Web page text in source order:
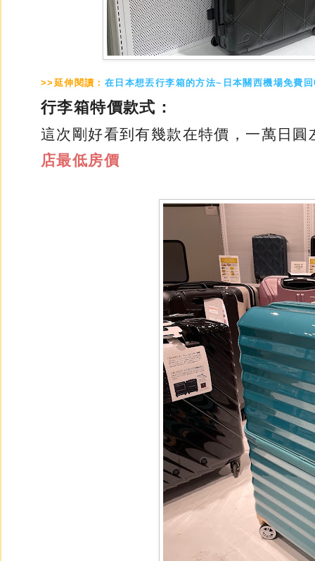
>>延伸閱讀： 在日本想丟行李箱的方法~日本關西機場免費
行李箱特價款式：
這次剛好看到有幾款在特價，一萬日
店最低房價